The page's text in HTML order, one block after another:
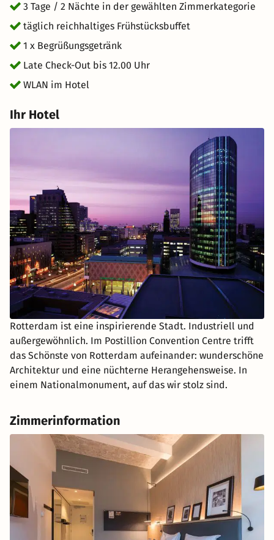
3 Tage / 2 Nächte in der gewählten Zimmerkategorie
täglich reichhaltiges Frühstücksbuffet
1 x Begrüßungsgetränk
Late Check-Out bis 12.00 Uhr
WLAN im Hotel
Ihr Hotel
Rotterdam ist eine inspirierende Stadt. Industriell und
außergewöhnlich. Im Postillion Convention Centre trifft
das Schönste von Rotterdam aufeinander: wunderschöne
Architektur und eine nüchterne Herangehensweise. In
einem Nationalmonument, auf das wir stolz sind.
Zimmerinformation